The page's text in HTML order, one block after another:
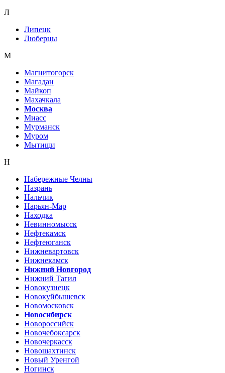
Л
Липецк
Люберцы
М
Магнитогорск
Магадан
Майкоп
Махачкала
Москва
Миасс
Мурманск
Муром
Мытищи
Н
Набережные Челны
Назрань
Нальчик
Нарьян-Мар
Находка
Невинномысск
Нефтекамск
Нефтеюганск
Нижневартовск
Нижнекамск
Нижний Новгород
Нижний Тагил
Новокузнецк
Новокуйбышевск
Новомосковск
Новосибирск
Новороссийск
Новочебоксарск
Новочеркасск
Новошахтинск
Новый Уренгой
Ногинск